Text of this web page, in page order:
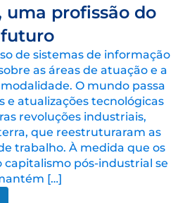
uma profissão do
futuro
de sistemas de informação
as áreas de atuação e a
O mundo passa
e atualizações tecnológicas
revoluções industriais,
que reestruturaram as
trabalho. À medida que os
capitalismo pós-industrial se
[…]